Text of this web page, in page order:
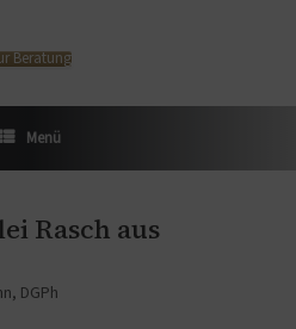
Beratung
Menü
Rasch aus
DGPh